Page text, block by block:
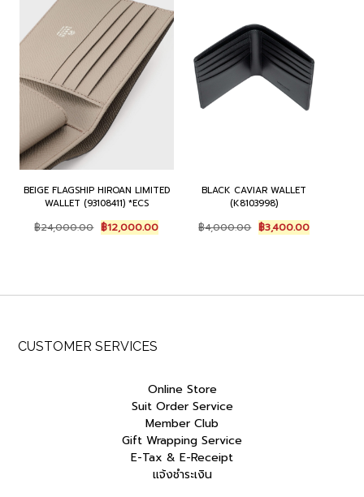
BEIGE FLAGSHIP HIROAN LIMITED
WALLET (93108411) *ECS
฿24,000.00 Original
price
฿12,000.00Current
price
BLACK CAVIAR WALLET
(K8103998)
฿4,000.00 Original
price
฿3,400.00Current
price
CUSTOMER SERVICES
Online Store
Suit Order Service
Member Club
Gift Wrapping Service
E-Tax & E-Receipt
แจ้งชำระเงิน